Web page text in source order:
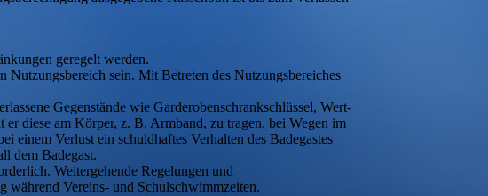
geregelt werden.
sein. Mit Betreten des Nutzungsbereiches
Gegenstände wie Garderobenschrankschlüssel, Wert-
er diese am Körper, z. B. Armband, zu tragen, bei Wegen im
einem Verlust ein schuldhaftes Verhalten des Badegastes
dem Badegast.
Weitergehende Regelungen und
während Vereins- und Schulschwimmzeiten.